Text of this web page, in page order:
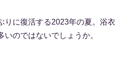
りに復活する2023年の夏。浴衣
いのではないでしょうか。